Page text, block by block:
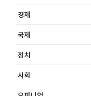
경제
국제
정치
사회